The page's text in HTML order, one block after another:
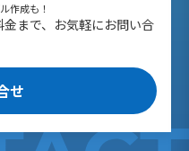
作成も！
まで、お気軽にお問い合
せ